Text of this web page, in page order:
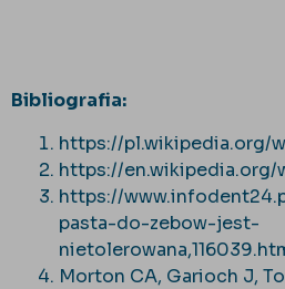
Bibliografia:
https://pl.wikipedia.org/
https://en.wikipedia.org/
https://
pasta-do-zebow-jest-
Morton CA, Garioch J,